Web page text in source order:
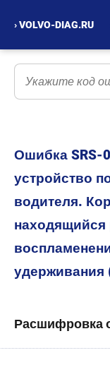
› VOLVO-DIAG.RU
Ошибка SRS-
устройство
водителя.
находящийся
удерживания
Расшифровка